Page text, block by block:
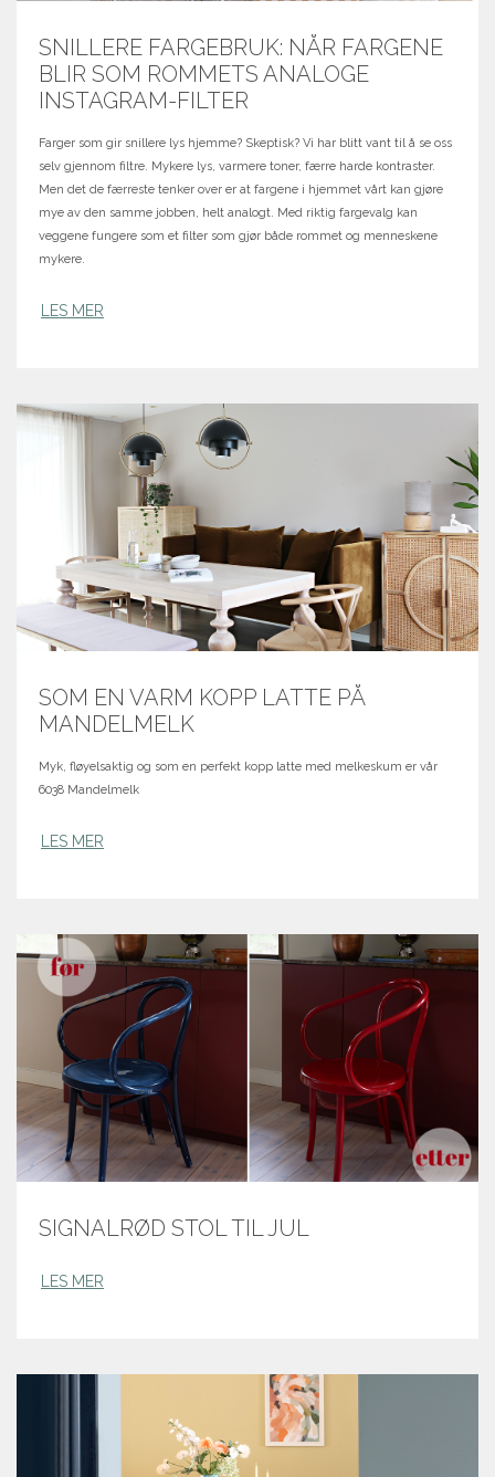
SNILLERE FARGEBRUK: NÅR FARGENE
BLIR SOM ROMMETS ANALOGE
INSTAGRAM-FILTER
Farger som gir snillere lys hjemme? Skeptisk? Vi har blitt vant til å se oss
selv gjennom filtre. Mykere lys, varmere toner, færre harde kontraster.
Men det de færreste tenker over er at fargene i hjemmet vårt kan gjøre
mye av den samme jobben, helt analogt. Med riktig fargevalg kan
veggene fungere som et filter som gjør både rommet og menneskene
mykere.
LES MER
SOM EN VARM KOPP LATTE PÅ
MANDELMELK
Myk, fløyelsaktig og som en perfekt kopp latte med melkeskum er vår
6038 Mandelmelk
LES MER
SIGNALRØD STOL TIL JUL
LES MER